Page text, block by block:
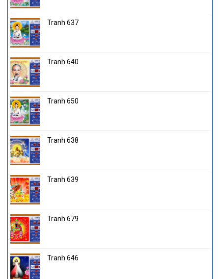
Tranh 637
Tranh 640
Tranh 650
Tranh 638
Tranh 639
Tranh 679
Tranh 646